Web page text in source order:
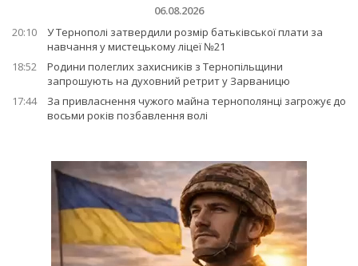
06.08.2026
20:10
У Тернополі затвердили розмір батьківської плати за
навчання у мистецькому ліцеї №21
18:52
Родини полеглих захисників з Тернопільщини
запрошують на духовний ретрит у Зарваницю
17:44
За привласнення чужого майна тернополянці загрожує до
восьми років позбавлення волі